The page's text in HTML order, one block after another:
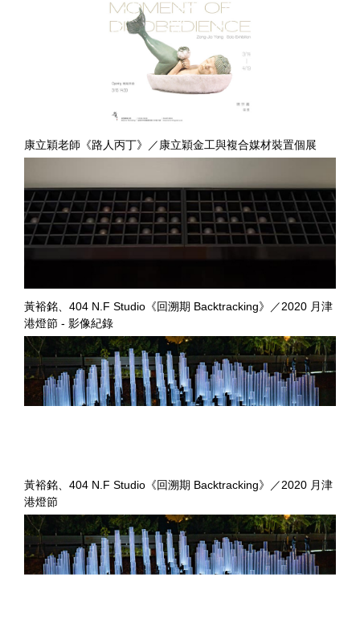
康立穎老師《路人丙丁》／康立穎金工與複合媒材裝置個展
黃裕銘、404 N.F Studio《回溯期 Backtracking》／2020 月津
港燈節 - 影像紀錄
黃裕銘、404 N.F Studio《回溯期 Backtracking》／2020 月津
港燈節